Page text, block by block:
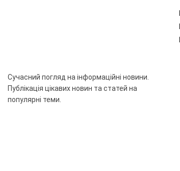
Сучасний погляд на інформаційні новини.
Публікація цікавих новин та статей на
популярні теми.